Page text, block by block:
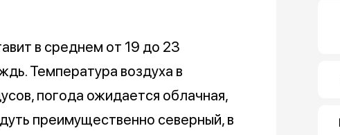
в среднем от 19 до 23
Температура воздуха в
погода ожидается облачная,
преимущественно северный, в